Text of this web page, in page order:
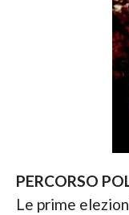
PERCORSO
Le prime